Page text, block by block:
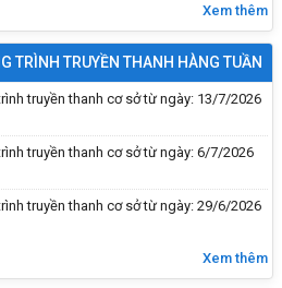
Xem thêm
TRÌNH TRUYỀN THANH HÀNG TUẦN
truyền thanh cơ sở từ ngày: 13/7/2026
truyền thanh cơ sở từ ngày: 6/7/2026
truyền thanh cơ sở từ ngày: 29/6/2026
Xem thêm
Vĩnh Hưng lần thứ I,